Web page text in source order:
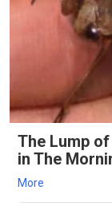
The Lump
in The
More